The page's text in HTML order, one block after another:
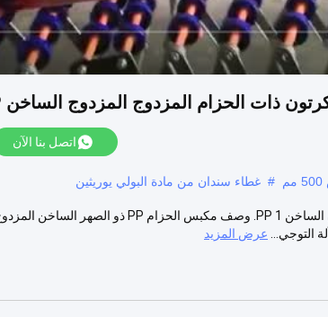
اتصل بنا الآن
# غطاء سندان من مادة البولي يوريثين
عرض المزيد